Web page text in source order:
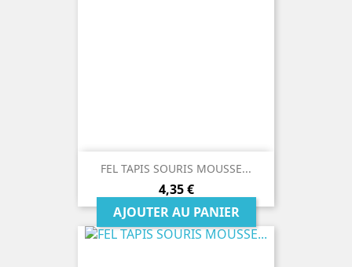
FEL TAPIS SOURIS MOUSSE...
Prix
4,35 €
AJOUTER AU PANIER